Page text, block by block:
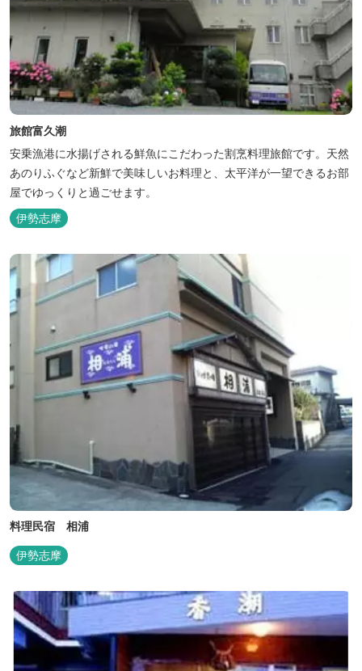
旅館富久潮
安乗漁港に水揚げされる鮮魚にこだわった割烹料理旅館です。天然
あのりふぐなど新鮮で美味しいお料理と、太平洋が一望できるお部
屋でゆっくりと過ごせます。
伊勢志摩
料理民宿 相浦
伊勢志摩